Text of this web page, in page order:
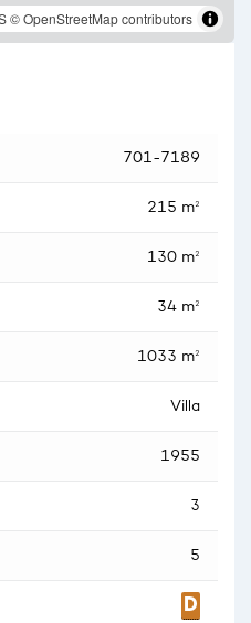
© OpenStreetMap contributors
701-7189
215 m²
130 m²
34 m²
1033 m²
Villa
1955
3
5